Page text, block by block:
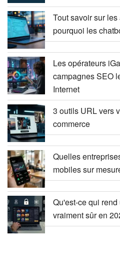
Tout savoir sur
pourquoi les
Les opérateurs
campagnes SEO
Internet
3 outils URL vers
commerce
Quelles
mobiles sur
Qu'est-ce qui
vraiment sûr en